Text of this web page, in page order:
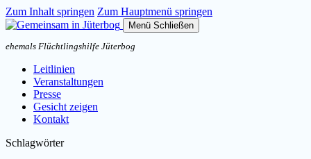
Zum Inhalt springen Zum Hauptmenü springen
Menü Schließen
ehemals Flüchtlingshilfe Jüterbog
Leitlinien
Veranstaltungen
Presse
Gesicht zeigen
Kontakt
Schlagwörter